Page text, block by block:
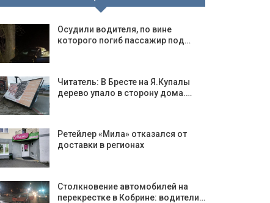
Осудили водителя, по вине
которого погиб пассажир под…
Читатель: В Бресте на Я.Купалы
дерево упало в сторону дома.…
Ретейлер «Мила» отказался от
доставки в регионах
Столкновение автомобилей на
перекрестке в Кобрине: водители…